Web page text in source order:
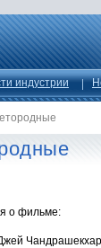
индустрии
о фильме:
Чандрашекхар